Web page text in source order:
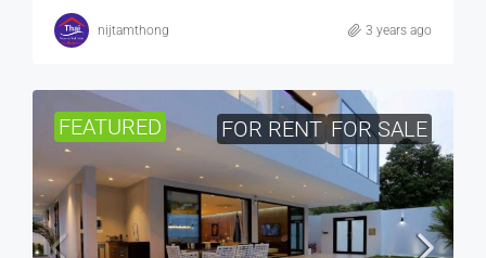
nijtamthong 3 years ago
FEATURED FOR RENT FOR SALE